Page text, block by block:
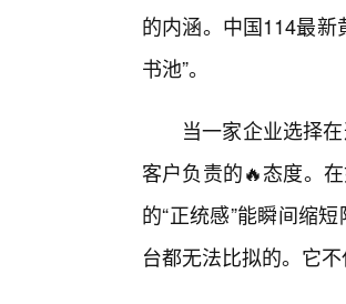
的内涵。中国114最
书池”。
当一家企业选择
客户负责的🔥态度。
的“正统感”能瞬间缩
台都无法比拟的。它